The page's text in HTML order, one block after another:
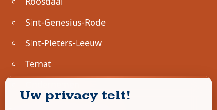
Sint-Genesius-Rode
Sint-Pieters-Leeuw
Ternat
Uw privacy telt!